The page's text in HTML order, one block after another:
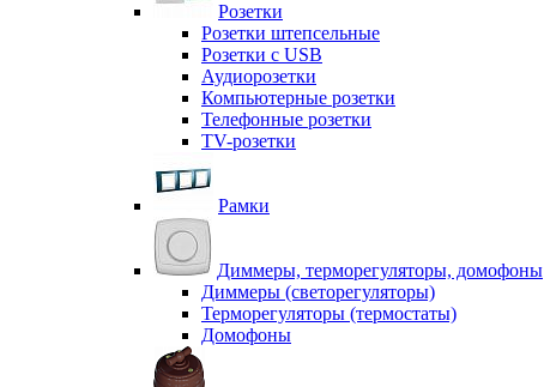
Розетки
Розетки штепсельные
Розетки с USB
Аудиорозетки
Компьютерные розетки
Телефонные розетки
TV-розетки
Рамки
Диммеры, терморегуляторы, домофоны
Диммеры (светорегуляторы)
Терморегуляторы (термостаты)
Домофоны